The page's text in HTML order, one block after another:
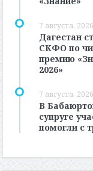
7 августа,
Дагестан
СКФО по
премию
2026»
7 августа,
В
супруге
помогли с